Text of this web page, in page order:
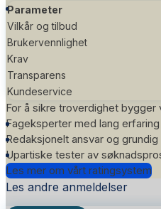
Parameter
Vilkår og tilbud
Brukervennlighet
Krav
Transparens
Kundeservice
For å sikre troverdighet bygger
Fageksperter med lang
Redaksjonelt ansvar og
Upartiske tester av
Les mer om vårt ratingsystem
Les andre anmeldelser